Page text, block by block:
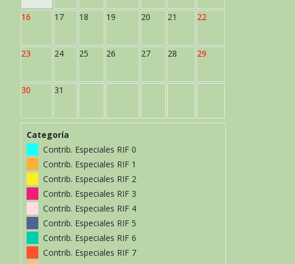
16 17 18 19 20 21 22
23 24 25 26 27 28 29
30 31
Categoría
Contrib. Especiales RIF 0
Contrib. Especiales RIF 1
Contrib. Especiales RIF 2
Contrib. Especiales RIF 3
Contrib. Especiales RIF 4
Contrib. Especiales RIF 5
Contrib. Especiales RIF 6
Contrib. Especiales RIF 7